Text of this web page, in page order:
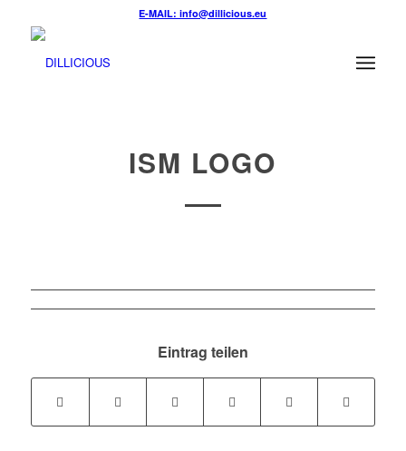
E-MAIL: info@dillicious.eu
ISM LOGO
Eintrag teilen